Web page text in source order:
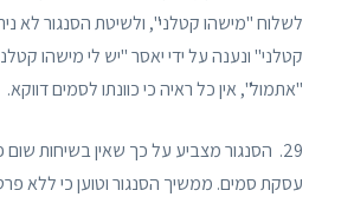
לשלוח "מישהו קטלני", ולשיטת הסנגור לא
קטלני" ונענה על ידי יאסר "יש לי מישהו
"אתמול", אין כל ראיה כי כוונתו לסמים דווקא.
29. הסנגור מצביע על כך שאין בשיחות
עסקת סמים. ממשיך הסנגור וטוען כי ללא